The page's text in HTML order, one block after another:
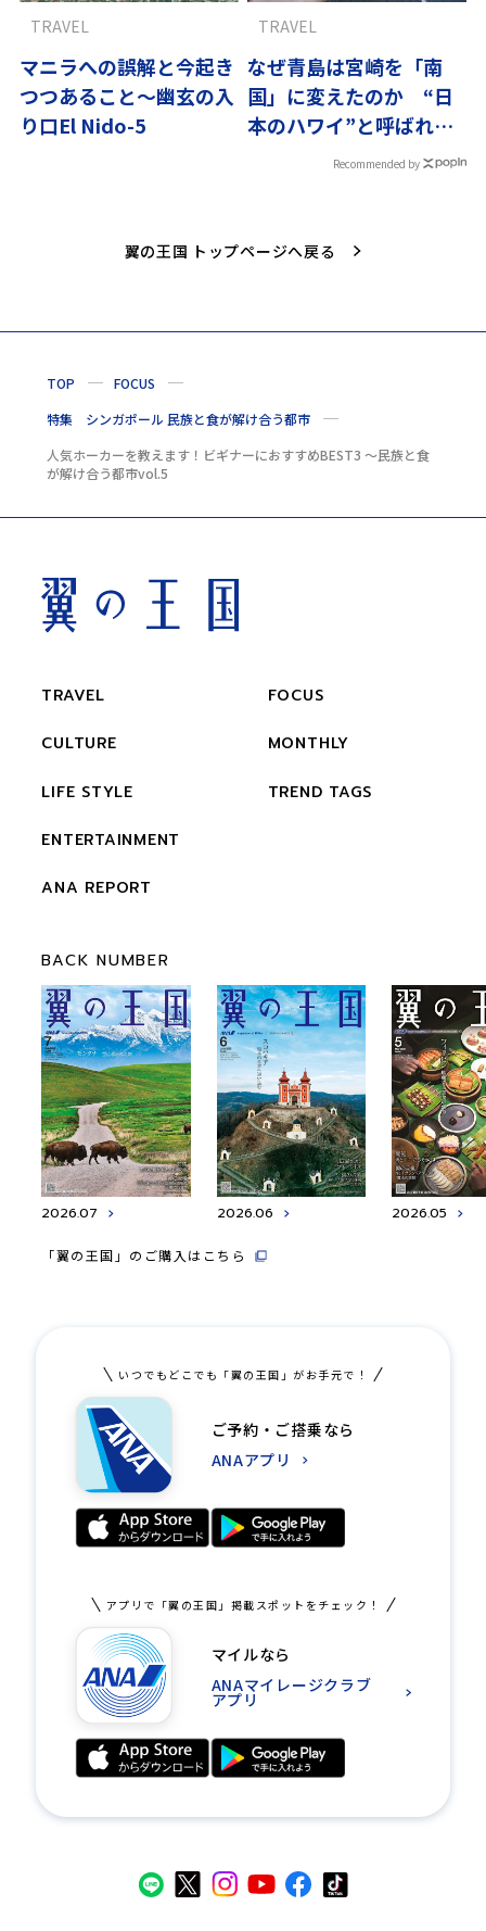
マニラへの誤解と今起き
つつあること〜幽玄の入
り口El Nido-5
TRAVEL
なぜ青島は宮崎を「南
国」に変えたのか “日
本のハワイ”と呼ばれる
TRAVEL
Recommended by
翼の王国 トップページへ戻る
TOP
FOCUS
特集 シンガポール 民族と食が解け合う都市
人気ホーカーを教えます！ビギナーにおすすめBEST3 ～民族と食
が解け合う都市vol.5
TRAVEL
CULTURE
LIFE STYLE
ENTERTAINMENT
ANA REPORT
FOCUS
MONTHLY
TREND TAGS
BACK NUMBER
2026.07 2026.06 2026.05
「翼の王国」のご購入はこちら
いつでもどこでも「翼の王国」がお手元で！
ご予約・ご搭乗なら
ANAアプリ
アプリで「翼の王国」掲載スポットをチェック！
マイルなら
ANAマイレージクラブ
アプリ